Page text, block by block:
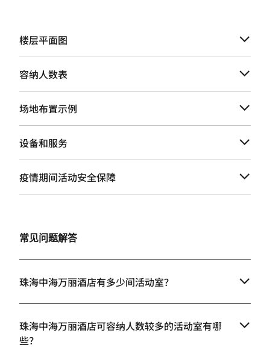
楼层平面图
容纳人数表
场地布置示例
设备和服务
疫情期间活动安全保障
常见问题解答
珠海中海万丽酒店有多少间活动室？
珠海中海万丽酒店可容纳人数较多的活动室有哪
些？